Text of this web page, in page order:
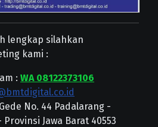
lengkap silahkan
kami :
: WA 08122373106
No. 44 Padalarang -
Jawa Barat 40553